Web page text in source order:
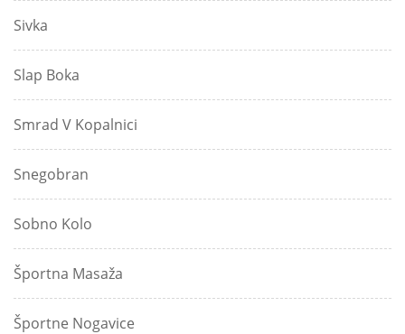
Sivka
Slap Boka
Smrad V Kopalnici
Snegobran
Sobno Kolo
Športna Masaža
Športne Nogavice